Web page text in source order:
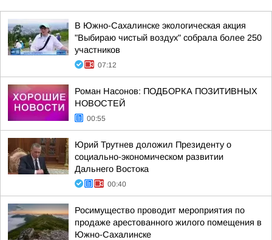
В Южно-Сахалинске экологическая акция
"Выбираю чистый воздух" собрала более 250
участников
07:12
Роман Насонов: ПОДБОРКА ПОЗИТИВНЫХ
НОВОСТЕЙ
00:55
Юрий Трутнев доложил Президенту о
социально-экономическом развитии
Дальнего Востока
00:40
Росимущество проводит мероприятия по
продаже арестованного жилого помещения в
Южно-Сахалинске